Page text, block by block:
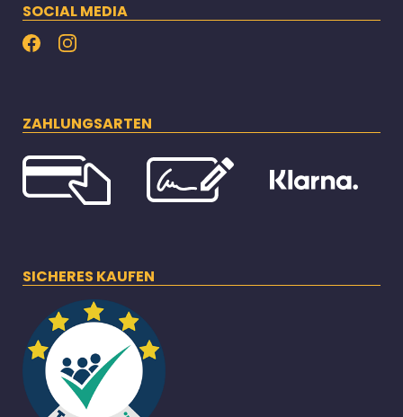
SOCIAL MEDIA
ZAHLUNGSARTEN
SICHERES KAUFEN